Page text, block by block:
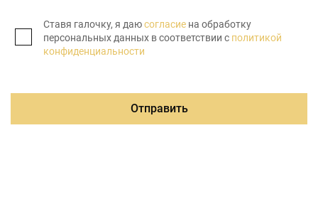
Ставя галочку, я даюсогласие на обработку
персональных данных в соответствии с политикой
конфиденциальности
Отправить